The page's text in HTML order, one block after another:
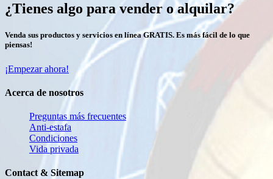
¿Tienes algo para vender o alquilar?
Venda sus productos y servicios en línea GRATIS. Es más fácil de lo que
piensas!
¡Empezar ahora!
Acerca de nosotros
Preguntas más frecuentes
Anti-estafa
Condiciones
Vida privada
Contact & Sitemap